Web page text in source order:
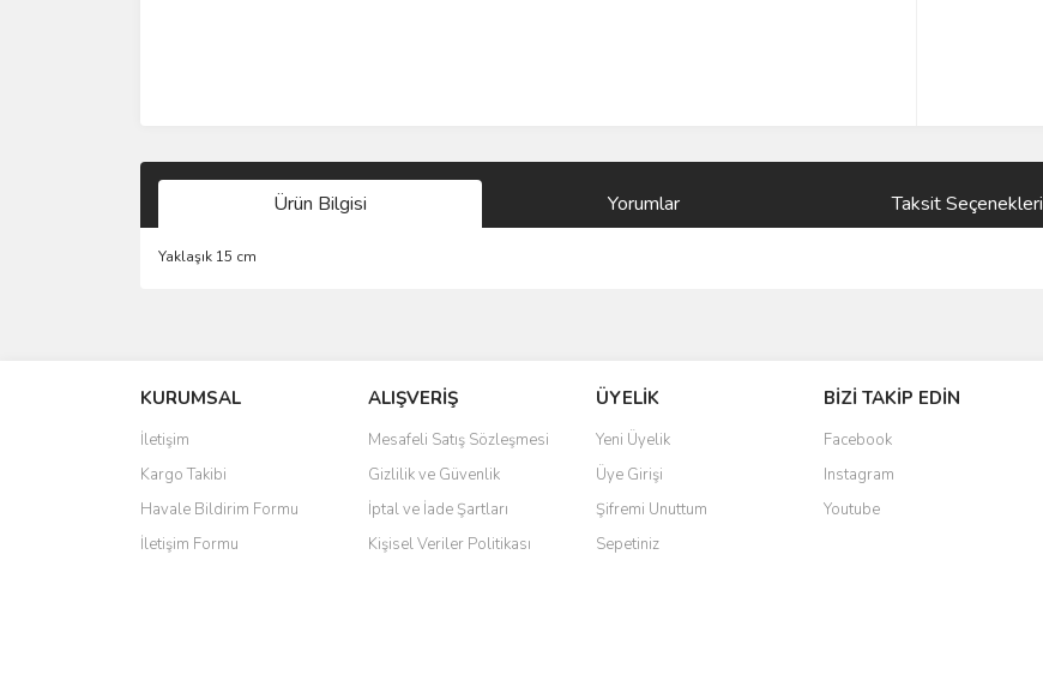
Ürün Bilgisi Yorumlar Taksit Seçenekleri
Yaklaşık 15 cm
Ürün resmi kalitesiz, bozuk veya görüntülenemiyor.
Ürün açıklamasında eksik bilgiler bulunuyor.
Ürün bilgilerinde hatalar bulunuyor.
Ürün fiyatı diğer sitelerden daha pahalı.
Bu ürüne benzer farklı alternatifler olmalı.
KURUMSAL
İletişim
Kargo Takibi
Havale Bildirim Formu
İletişim Formu
ALIŞVERİŞ
Mesafeli Satış Sözleşmesi
Gizlilik ve Güvenlik
İptal ve İade Şartları
Kişisel Veriler Politikası
ÜYELİK
Yeni Üyelik
Üye Girişi
Şifremi Unuttum
Sepetiniz
BİZİ TAKİP EDİN
Facebook
Instagram
Youtube